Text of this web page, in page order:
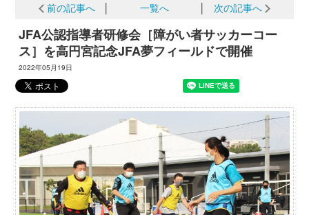
前の記事へ 一覧へ 次の記事へ
JFA公認指導者研修会［障がい者サッカーコー
ス］を高円宮記念JFA夢フィールドで開催
2022年05月19日